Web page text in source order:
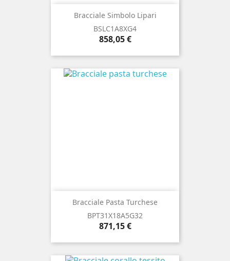
Bracciale Simbolo Lipari
BSLC1A8XG4
Prezzo
858,05 €
Bracciale Pasta Turchese
BPT31X18A5G32
Prezzo
871,15 €